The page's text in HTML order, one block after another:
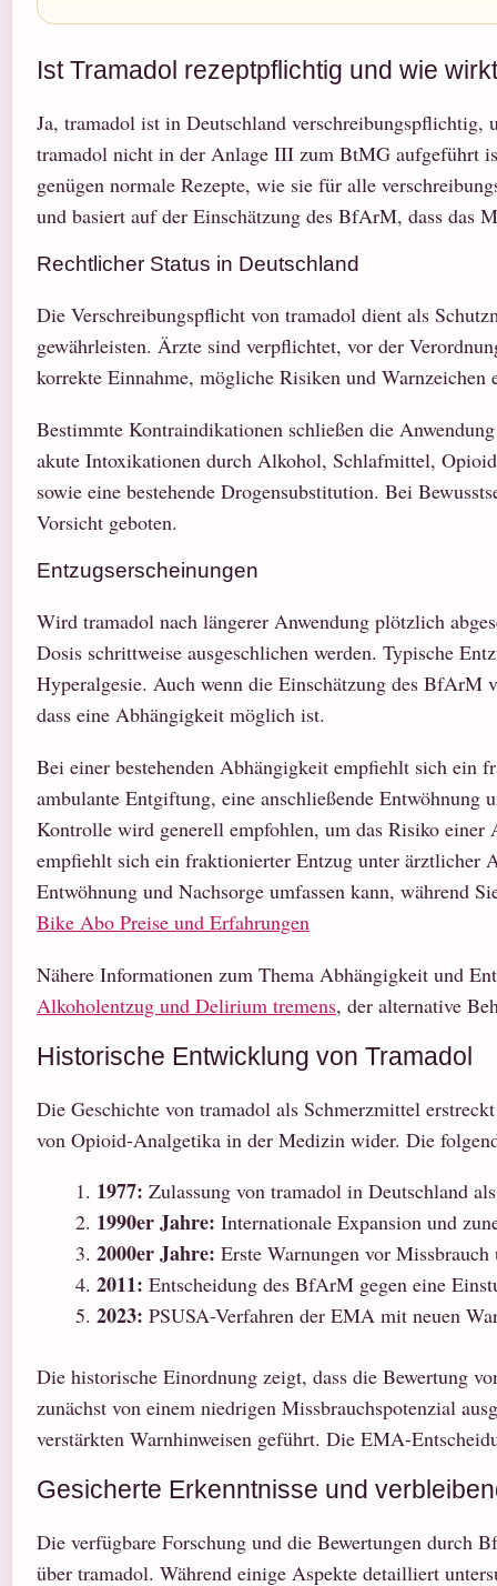
Ist Tramadol rezeptpflichtig und wie
Ja, tramadol ist in Deutschland verschreibungspflichtig,
tramadol nicht in der Anlage III zum BtMG aufgeführt
genügen normale Rezepte, wie sie für alle
und basiert auf der Einschätzung des BfArM, dass das
Rechtlicher Status in Deutschland
Die Verschreibungspflicht von tramadol dient als
gewährleisten. Ärzte sind verpflichtet, vor der
korrekte Einnahme, mögliche Risiken und
Bestimmte Kontraindikationen schließen die
akute Intoxikationen durch Alkohol, Schlafmittel,
sowie eine bestehende Drogensubstitution. Bei
Vorsicht geboten.
Entzugserscheinungen
Wird tramadol nach längerer Anwendung plötzlich
Dosis schrittweise ausgeschlichen werden. Typische
Hyperalgesie. Auch wenn die Einschätzung des BfArM
dass eine Abhängigkeit möglich ist.
Bei einer bestehenden Abhängigkeit empfiehlt sich ein
ambulante Entgiftung, eine anschließende Entwöhnung
Kontrolle wird generell empfohlen, um das Risiko
empfiehlt sich ein fraktionierter Entzug unter ärztlicher
Entwöhnung und Nachsorge umfassen kann, während
Bike Abo Preise und Erfahrungen
Nähere Informationen zum Thema Abhängigkeit und
Alkoholentzug und Delirium tremens, der alternative
Historische Entwicklung von Tramadol
Die Geschichte von tramadol als Schmerzmittel
von Opioid-Analgetika in der Medizin wider. Die
1977: Zulassung von tramadol in Deutschland
1990er Jahre: Internationale Expansion und
2000er Jahre: Erste Warnungen vor
2011: Entscheidung des BfArM gegen eine
2023: PSUSA-Verfahren der EMA mit neuen
Die historische Einordnung zeigt, dass die Bewertung
zunächst von einem niedrigen Missbrauchspotenzial
verstärkten Warnhinweisen geführt. Die EMA-
Gesicherte Erkenntnisse und
Die verfügbare Forschung und die Bewertungen durch
über tramadol. Während einige Aspekte detailliert